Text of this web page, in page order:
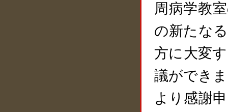
周病学教
の新たな
方に大変
議ができ
より感謝